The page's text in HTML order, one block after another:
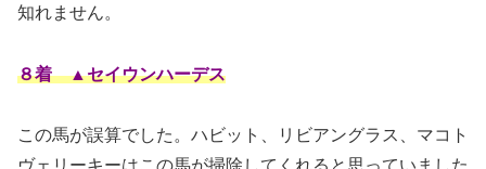
知れません。
８着 ▲セイウンハーデス
この馬が誤算でした。ハビット、リビアングラス、マコト